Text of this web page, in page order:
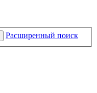
Расширенный поиск